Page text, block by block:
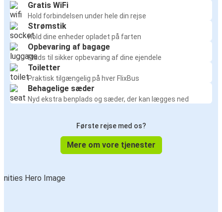
Gratis WiFi
Hold forbindelsen under hele din rejse
Strømstik
Hold dine enheder opladet på farten
Opbevaring af bagage
Plads til sikker opbevaring af dine ejendele
Toiletter
Praktisk tilgængelig på hver FlixBus
Behagelige sæder
Nyd ekstra benplads og sæder, der kan lægges ned
Første rejse med os?
Mere om vore tjenester